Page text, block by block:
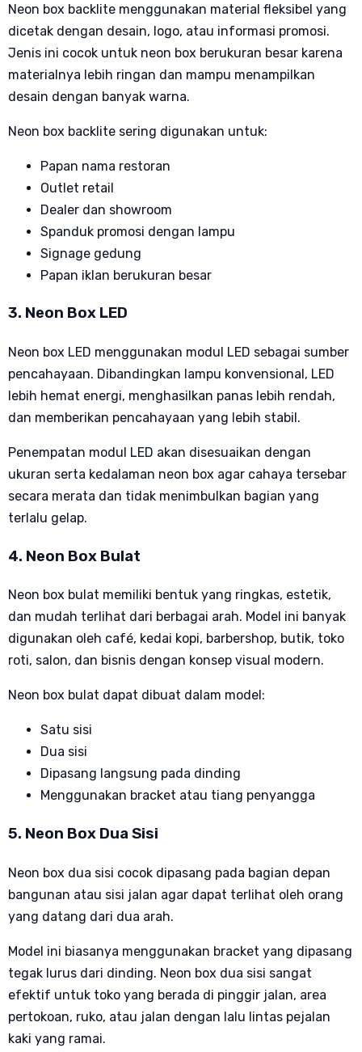
Neon box backlite menggunakan material fleksibel yang
dicetak dengan desain, logo, atau informasi promosi.
Jenis ini cocok untuk neon box berukuran besar karena
materialnya lebih ringan dan mampu menampilkan
desain dengan banyak warna.
Neon box backlite sering digunakan untuk:
Papan nama restoran
Outlet retail
Dealer dan showroom
Spanduk promosi dengan lampu
Signage gedung
Papan iklan berukuran besar
3. Neon Box LED
Neon box LED menggunakan modul LED sebagai sumber
pencahayaan. Dibandingkan lampu konvensional, LED
lebih hemat energi, menghasilkan panas lebih rendah,
dan memberikan pencahayaan yang lebih stabil.
Penempatan modul LED akan disesuaikan dengan
ukuran serta kedalaman neon box agar cahaya tersebar
secara merata dan tidak menimbulkan bagian yang
terlalu gelap.
4. Neon Box Bulat
Neon box bulat memiliki bentuk yang ringkas, estetik,
dan mudah terlihat dari berbagai arah. Model ini banyak
digunakan oleh café, kedai kopi, barbershop, butik, toko
roti, salon, dan bisnis dengan konsep visual modern.
Neon box bulat dapat dibuat dalam model:
Satu sisi
Dua sisi
Dipasang langsung pada dinding
Menggunakan bracket atau tiang penyangga
5. Neon Box Dua Sisi
Neon box dua sisi cocok dipasang pada bagian depan
bangunan atau sisi jalan agar dapat terlihat oleh orang
yang datang dari dua arah.
Model ini biasanya menggunakan bracket yang dipasang
tegak lurus dari dinding. Neon box dua sisi sangat
efektif untuk toko yang berada di pinggir jalan, area
pertokoan, ruko, atau jalan dengan lalu lintas pejalan
kaki yang ramai.